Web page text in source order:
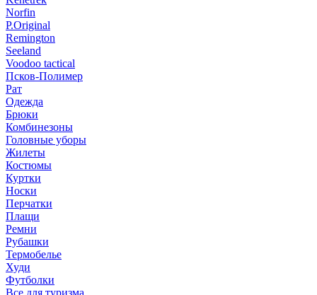
Norfin
P.Original
Remington
Seeland
Voodoo tactical
Псков-Полимер
Рат
Одежда
Брюки
Комбинезоны
Головные уборы
Жилеты
Костюмы
Куртки
Носки
Перчатки
Плащи
Ремни
Рубашки
Термобелье
Худи
Футболки
Все для туризма